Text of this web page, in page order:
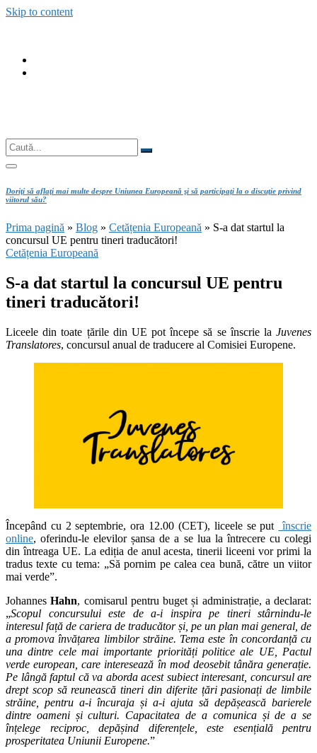
Skip to content
Căutare
Caută...
Doriţi să aflaţi mai multe despre Uniunea Europeană şi să participaţi la o discuţie privind
viitorul său?
Prima pagină » Blog » Cetățenia Europeană » S-a dat startul la
concursul UE pentru tineri traducători!
Cetățenia Europeană
S-a dat startul la concursul UE pentru
tineri traducători!
Liceele din toate țările din UE pot începe să se înscrie la Juvenes
Translatores, concursul anual de traducere al Comisiei Europene.
Începând cu 2 septembrie, ora 12.00 (CET), liceele se put
înscrie
online, oferindu-le elevilor șansa de a se lua la întrecere cu colegi
din întreaga UE. La ediția de anul acesta, tinerii liceeni vor primi la
tradus texte cu tema: „Să pornim pe calea cea bună, către un viitor
mai verde”.
JohannesHahn, comisarul pentru buget și administrație, a declarat:
„Scopul concursului este de a-i inspira pe tineri stârnindu-le
interesul față de cariera de traducător și, pe un plan mai general, de
a promova învățarea limbilor străine. Tema este în concordanță cu
una dintre cele mai importante priorități politice ale UE, Pactul
verde european, care interesează în mod deosebit tânăra generație.
Pe lângă faptul că va aborda acest subiect interesant, concursul are
drept scop să reunească tineri din diferite țări pasionați de limbile
străine, pentru a-i încuraja și a-i ajuta să depășească barierele
dintre oameni și culturi. Capacitatea de a comunica și de a se
înțelege reciproc, depășind diferențele, este esențială pentru
prosperitatea Uniunii Europene.”